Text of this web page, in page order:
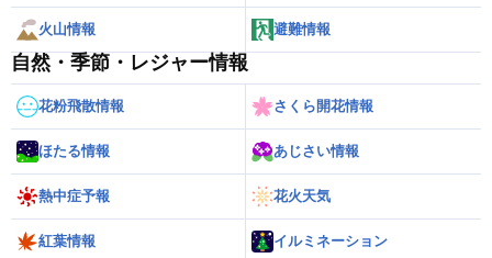
火山情報 避難情報
自然・季節・レジャー情報
花粉飛散情報 さくら開花情報
ほたる情報 あじさい情報
熱中症予報 花火天気
紅葉情報 イルミネーション